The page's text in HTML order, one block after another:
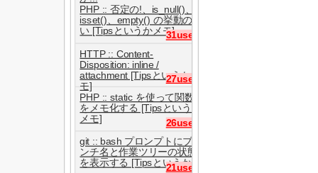
PHP :: 否定の!、is_null()、
isset()、empty() の挙動の違
い [Tipsというかメモ]31users
HTTP :: Content-
Disposition: inline /
attachment [Tipsというかメ
モ]
27users
PHP :: static を使って関数
をメモ化する [Tipsというか
メモ]
26users
git :: bash プロンプトにブラ
ンチ名と作業ツリーの状態
を表示する [Tipsというか...
21users